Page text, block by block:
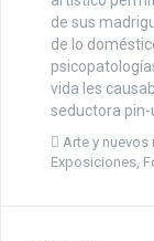
de sus
de lo
vida les
seductora pin-
Arte y nuevos
Exposiciones